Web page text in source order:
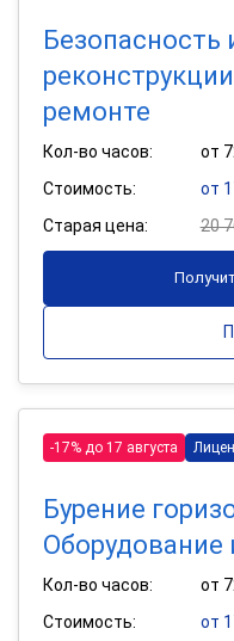
Безопасность
ремонте
Кол-во часов:
от
Стоимость:
от
Старая цена:
20
-17% до 17 августа
Бурение
Оборудование
Кол-во часов:
от
Стоимость:
от